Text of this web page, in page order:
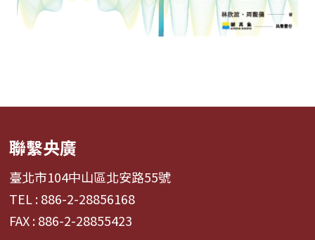
聯繫央廣
臺北市104中山區北安路55號
TEL : 886-2-28856168
FAX : 886-2-28855423